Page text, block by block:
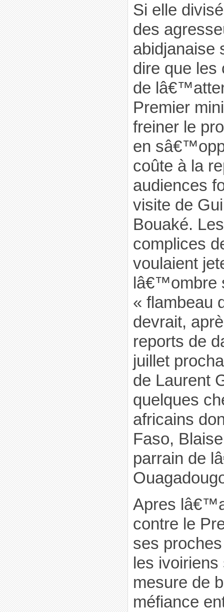
Si elle
des
dire que les
de
Premier
freiner le
en
coûte à la
audiences
visite de
Bouaké.
complices
voulaient
lâ€™ombre
« flambeau
devrait,
reports de
juillet
de Laurent
quelques
africains
Faso,
parrain de
Apres
contre le
ses
les
mesure de
méfiance